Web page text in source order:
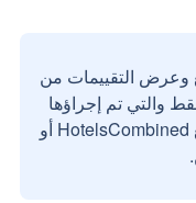
وعرض التقييمات من
والتي تم إجراؤها
بواسطة مستخدمين حقيقيين مع HotelsCombined أو